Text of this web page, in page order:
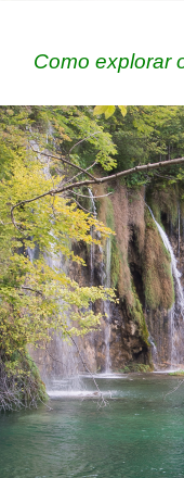
Como explorar